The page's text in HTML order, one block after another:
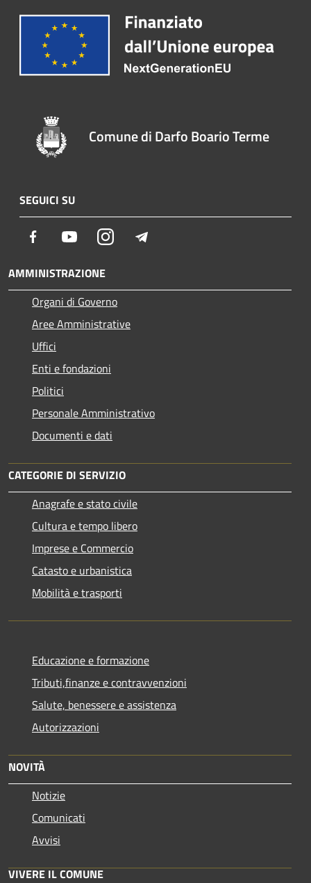
Comune di Darfo Boario Terme
SEGUICI SU
Facebook YoutubeInstagram
AMMINISTRAZIONE
Organi di Governo
Aree Amministrative
Uffici
Enti e fondazioni
Politici
Personale Amministrativo
Documenti e dati
CATEGORIE DI SERVIZIO
Anagrafe e stato civile
Cultura e tempo libero
Imprese e Commercio
Catasto e urbanistica
Mobilità e trasporti
Educazione e formazione
Tributi,finanze e contravvenzioni
Salute, benessere e assistenza
Autorizzazioni
NOVITÀ
Notizie
Comunicati
Avvisi
VIVERE IL COMUNE